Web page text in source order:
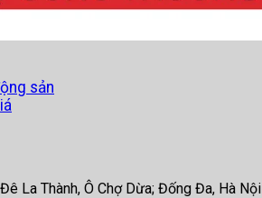
sản
La Thành, Ô Chợ Dừa; Đống Đa, Hà Nội